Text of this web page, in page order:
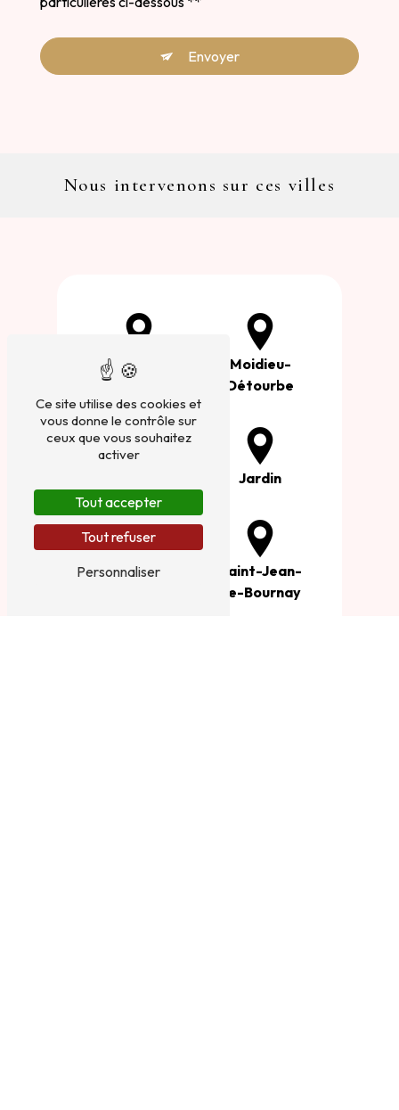
Envoyer
Nous intervenons sur ces villes
Cour-et-Buis
Moidieu-
Détourbe
Jardin
Vienne
Saint-Jean-
de-Bournay
Ce site utilise des cookies et
vous donne le contrôle sur
ceux que vous souhaitez
activer
Tout accepter
Tout refuser
Personnaliser